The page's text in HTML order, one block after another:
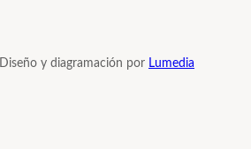
y diagramación por Lumedia